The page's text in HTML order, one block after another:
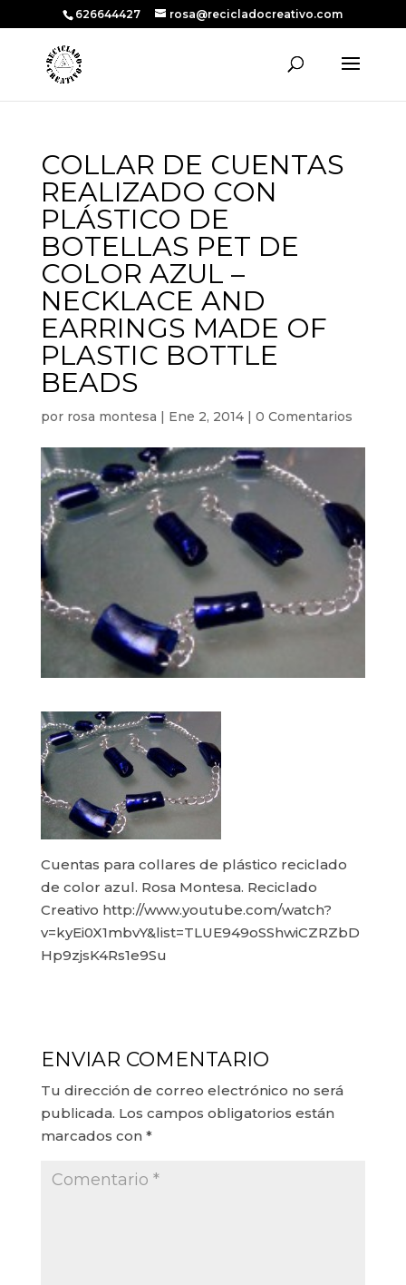
626644427 rosa@recicladocreativo.com
COLLAR DE CUENTAS
REALIZADO CON
PLÁSTICO DE
BOTELLAS PET DE
COLOR AZUL –
NECKLACE AND
EARRINGS MADE OF
PLASTIC BOTTLE
BEADS
por rosa montesa | Ene 2, 2014| 0 Comentarios
Cuentas para collares de plástico reciclado
de color azul. Rosa Montesa. Reciclado
Creativo http://www.youtube.com/watch?
v=kyEi0X1mbvY&list=TLUE949oSShwiCZRZbD
Hp9zjsK4Rs1e9Su
ENVIAR COMENTARIO
Tu dirección de correo electrónico no será
publicada. Los campos obligatorios están
marcados con *